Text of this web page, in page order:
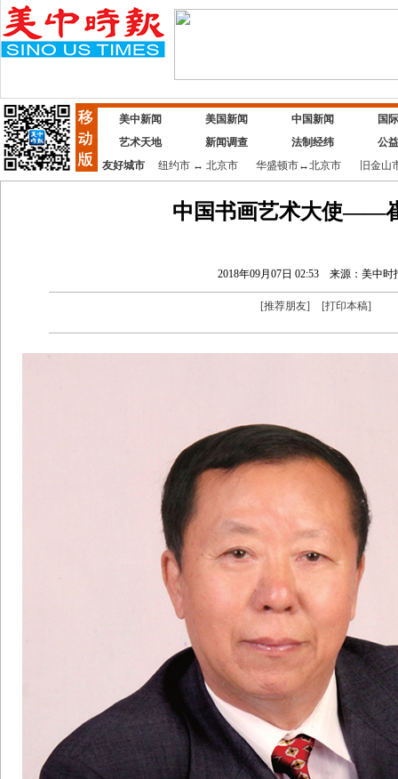
美中新闻 美国新闻 中国新闻
国
艺术天地
新闻调查 法制经纬
公
友好城市
纽约市↔ 北京市 华盛顿市↔北京市 旧金山
中国书画艺术大使——
2018年09月07日 02:53 来源：美中时
[推荐朋友] [打印本稿]